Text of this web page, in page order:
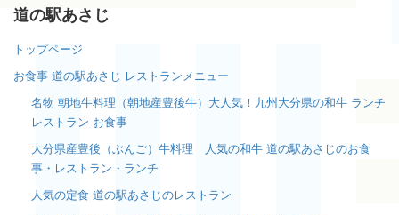
道の駅あさじ
トップページ
お食事 道の駅あさじ レストランメニュー
名物 朝地牛料理（朝地産豊後牛）大人気！九州大分県の和牛 ランチ
レストラン お食事
大分県産豊後（ぶんご）牛料理 人気の和牛 道の駅あさじのお食
事・レストラン・ランチ
人気の定食 道の駅あさじのレストラン